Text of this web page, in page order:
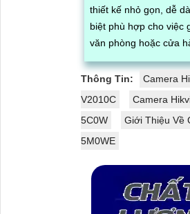
thiết kế nhỏ gọn, dễ
biệt phù hợp cho việc
văn phòng hoặc cửa hàng.
phân giải full HD
và mic, đèn hồng
Thông Tin: Camera
V2010C
Camera
5C0W
Giới Thiệu Về
5M0WE